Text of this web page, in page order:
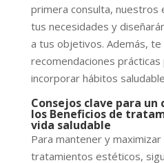
primera consulta, nuestros
tus necesidades y
a tus objetivos. Además,
recomendaciones
incorporar hábitos
Consejos clave para
los Beneficios de
vida saludable
Para mantener y
tratamientos estéticos,